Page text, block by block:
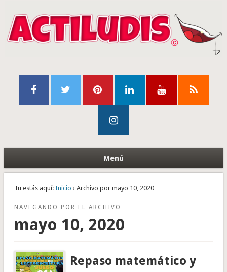
Menú
Tu estás aquí: Inicio › Archivo por mayo 10, 2020
NAVEGANDO POR EL ARCHIVO
mayo 10, 2020
Repaso matemático y